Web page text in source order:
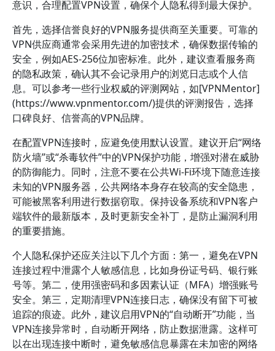
意识，合理配置VPN设置，确保个人隐私得到最大保护。
首先，选择信誉良好的VPN服务提供商至关重要。可靠的
VPN供应商通常会采用先进的加密技术，确保数据传输的
安全，例如AES-256位加密标准。此外，建议查看服务商
的隐私政策，确认其不会记录用户的浏览日志或个人信
息。可以参考一些行业权威的评测网站，如[VPNMentor]
(https://www.vpnmentor.com/)提供的评测报告，选择
口碑良好、信誉高的VPN品牌。
在配置VPN连接时，应避免使用默认设置。建议开启“网络
防火墙”或“杀毒软件”中的VPN保护功能，增强对潜在威胁
的防御能力。同时，注意不要在公共Wi-Fi环境下随意连接
未知的VPN服务器，公共网络本身存在较高的安全隐患，
可能被黑客利用进行数据窃取。保持设备系统和VPN客户
端软件的最新版本，及时更新安全补丁，是防止漏洞利用
的重要措施。
个人隐私保护还应关注以下几个方面：第一，避免在VPN
连接过程中泄露个人敏感信息，比如身份证号码、银行账
号等。第二，使用强密码和多因素认证（MFA）增强账号
安全。第三，定期清理VPN连接日志，确保没有留下可被
追踪的痕迹。此外，建议启用VPN的“自动断开”功能，当
VPN连接异常时，自动断开网络，防止数据泄露。这样可
以在出现连接中断时，避免敏感信息暴露在未加密的网络